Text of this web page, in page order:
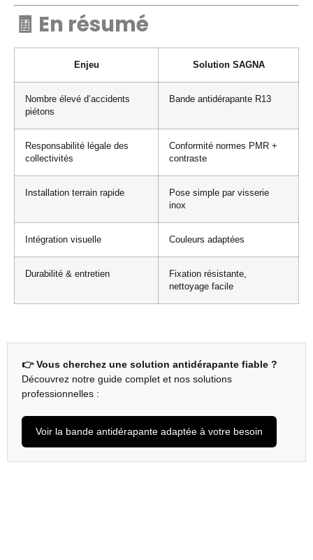
🧾 En résumé
Enjeu Solution SAGNA
Nombre élevé d’accidents
piétons
Bande antidérapante R13
Responsabilité légale des
collectivités
Conformité normes PMR +
contraste
Installation terrain rapide
Pose simple par visserie
inox
Intégration visuelle Couleurs adaptées
Durabilité & entretien
Fixation résistante,
nettoyage facile
👉 Vous cherchez une solution antidérapante fiable ?
Découvrez notre guide complet et nos solutions
professionnelles :
Voir la bande antidérapante adaptée à votre besoin